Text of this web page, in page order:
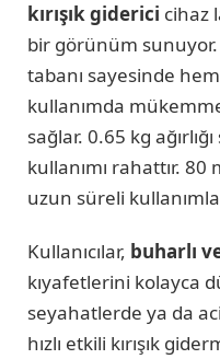
kırışık giderici cihaz
bir görünüm
tabanı sayesinde
kullanımda
sağlar. 0.65 kg
kullanımı rahattır.
uzun süreli
Kullanıcılar, buharlı
kıyafetlerini kolayca
seyahatlerde ya da
hızlı etkili kırışık